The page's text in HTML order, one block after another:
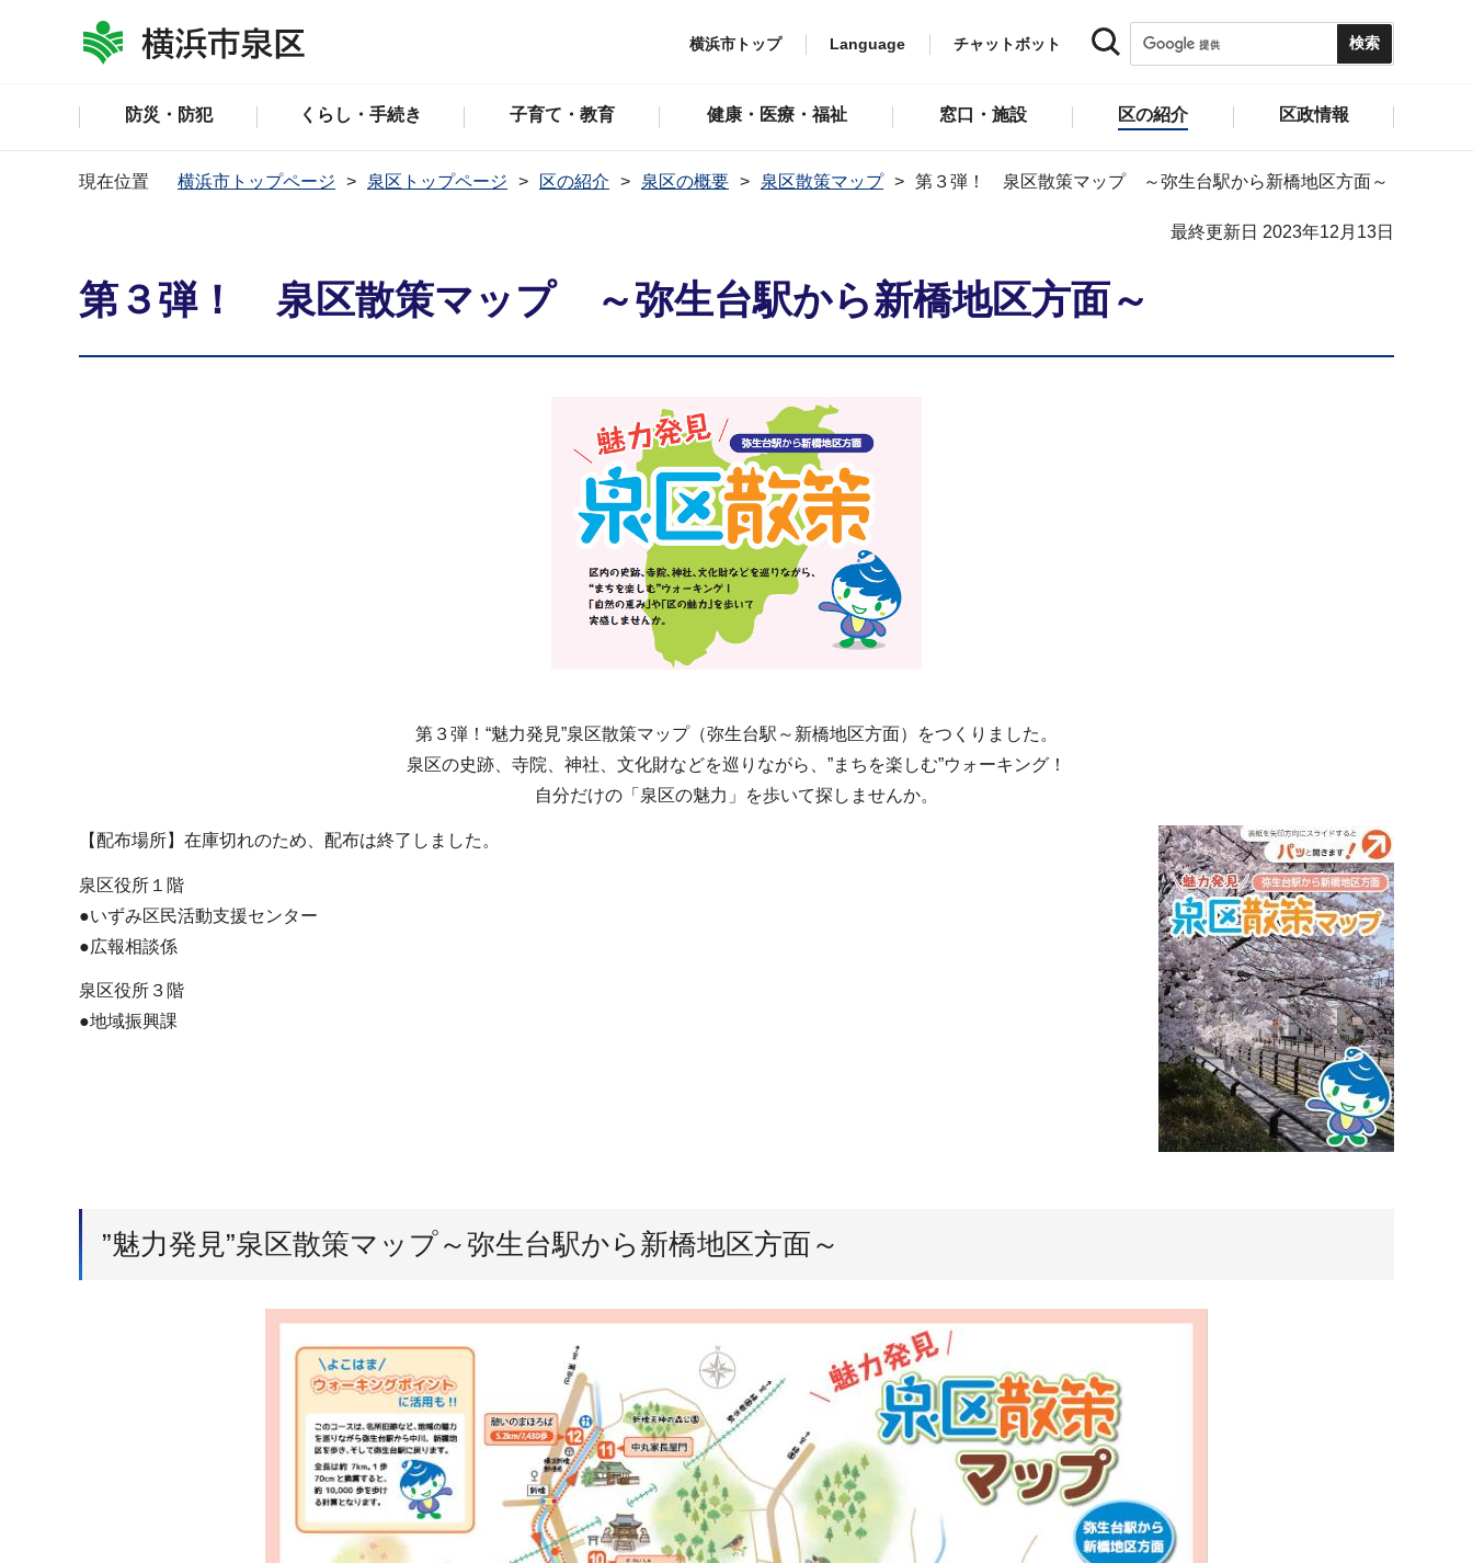
横浜市トップ Language チャットボット
防災・防犯 くらし・手続き 子育て・教育 健康・医療・福祉 窓口・施設 区の紹介 区政情報
現在位置 横浜市トップページ 泉区トップページ 区の紹介 泉区の概要 泉区散策マップ 第３弾！ 泉区散策マップ ～弥生台駅から新橋地区方面～
最終更新日 2023年12月13日
第３弾！ 泉区散策マップ ～弥生台駅から新橋地区方面～
第３弾！“魅力発見”泉区散策マップ（弥生台駅～新橋地区方面）をつくりました。
泉区の史跡、寺院、神社、文化財などを巡りながら、”まちを楽しむ”ウォーキング！
自分だけの「泉区の魅力」を歩いて探しませんか。
【配布場所】在庫切れのため、配布は終了しました。
泉区役所１階
●いずみ区民活動支援センター
●広報相談係
泉区役所３階
●地域振興課
”魅力発見”泉区散策マップ～弥生台駅から新橋地区方面～